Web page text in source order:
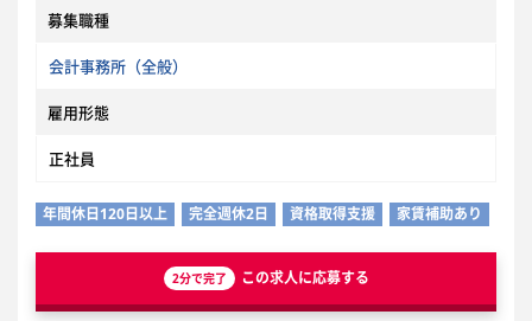
募集職種
会計事務所（全般）
雇用形態
正社員
年間休日120日以上 完全週休2日 資格取得支援 家賃補助あり
2分で完了 この求人に応募する